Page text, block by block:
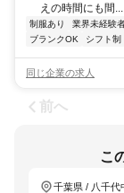
えの時間にも間...
制服あり 業界未経験
ブランクOK
シフト制
同じ企業の求人
前へ
こ
千葉県 / 八千代